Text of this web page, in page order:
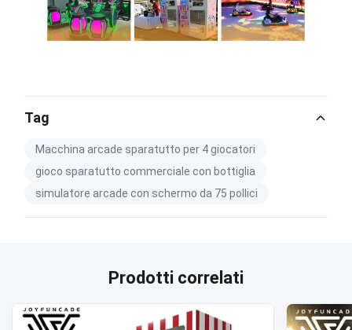
Tag
Macchina arcade sparatutto per 4 giocatori
gioco sparatutto commerciale con bottiglia
simulatore arcade con schermo da 75 pollici
Prodotti correlati